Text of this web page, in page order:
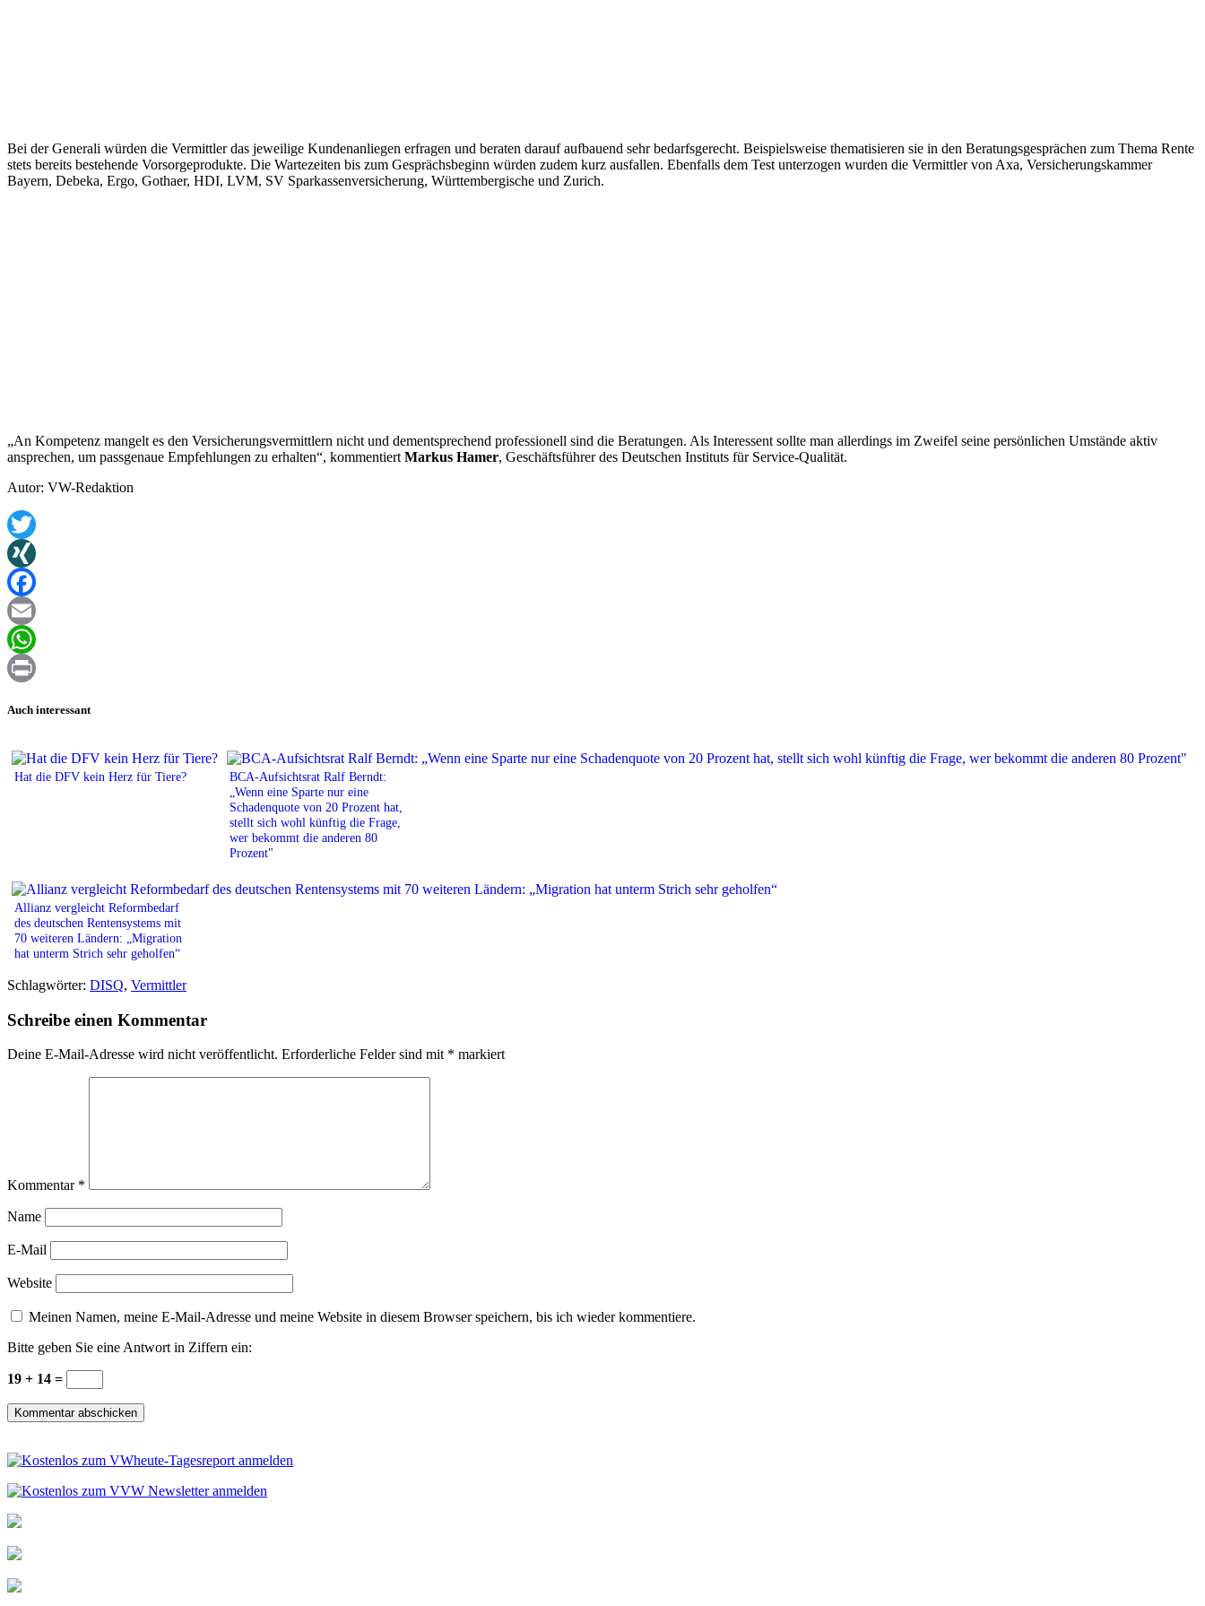
Bei der Generali würden die Vermittler das jeweilige Kundenanliegen erfragen und beraten darauf aufbauend sehr bedarfsgerecht. Beispielsweise thematisieren sie in den Beratungsgesprächen zum Thema Rente
stets bereits bestehende Vorsorgeprodukte. Die Wartezeiten bis zum Gesprächsbeginn würden zudem kurz ausfallen. Ebenfalls dem Test unterzogen wurden die Vermittler von Axa, Versicherungskammer
Bayern, Debeka, Ergo, Gothaer, HDI, LVM, SV Sparkassenversicherung, Württembergische und Zurich.
„An Kompetenz mangelt es den Versicherungsvermittlern nicht und dementsprechend professionell sind die Beratungen. Als Interessent sollte man allerdings im Zweifel seine persönlichen Umstände aktiv
ansprechen, um passgenaue Empfehlungen zu erhalten“, kommentiertMarkus Hamer, Geschäftsführer des Deutschen Instituts für Service-Qualität.
Autor: VW-Redaktion
Twitter
XING
Facebook
Email
WhatsApp
Auch interessant
Hat die DFV kein Herz für Tiere?
BCA-Aufsichtsrat Ralf Berndt:
„Wenn eine Sparte nur eine
Schadenquote von 20 Prozent hat,
stellt sich wohl künftig die Frage,
wer bekommt die anderen 80
Prozent"
Allianz vergleicht Reformbedarf
des deutschen Rentensystems mit
70 weiteren Ländern: „Migration
hat unterm Strich sehr geholfen“
Schlagwörter: DISQ, Vermittler
Schreibe einen Kommentar
Deine E-Mail-Adresse wird nicht veröffentlicht. Erforderliche Felder sind mit * markiert
Kommentar *
Name
E-Mail
Website
Meinen Namen, meine E-Mail-Adresse und meine Website in diesem Browser speichern, bis ich wieder kommentiere.
Bitte geben Sie eine Antwort in Ziffern ein:
19 + 14 =